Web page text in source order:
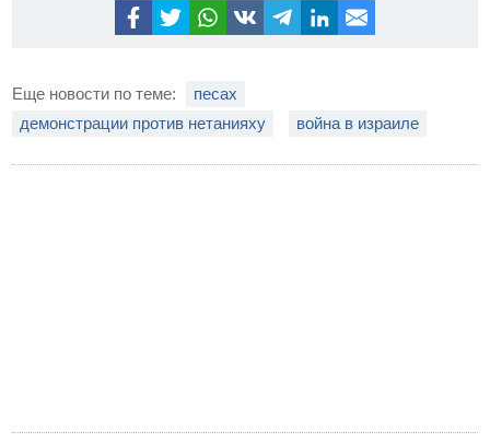
Еще новости по теме:
песах
демонстрации против нетанияху
война в израиле